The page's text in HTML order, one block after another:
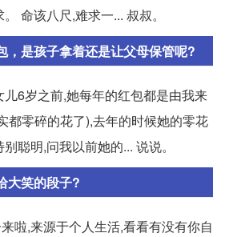
命该八尺,难求一... 叔叔。
，是孩子拿着还是让父母保管呢?
6岁之前,她每年的红包都是由我来
都零碎的花了),去年的时候她的零花
聪明,问我以前她的... 说说。
大笑的段子?
啦,来源于个人生活,看看有没有你自